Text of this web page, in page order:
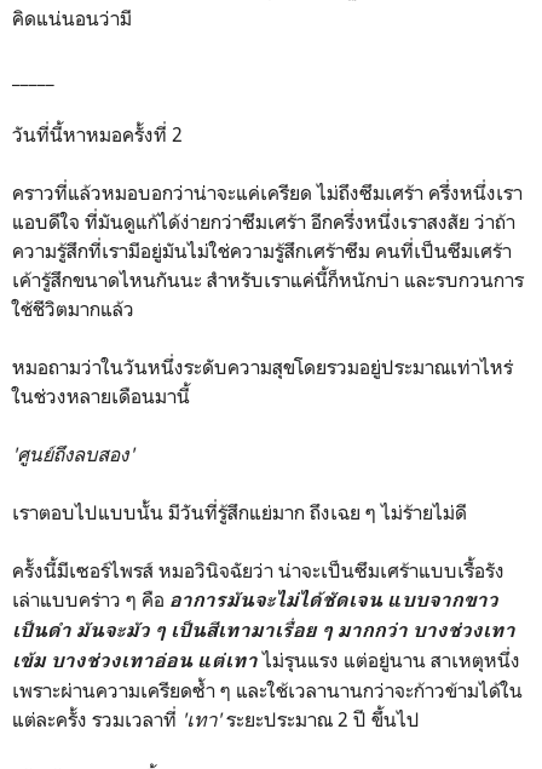
คิดแน่นอนว่ามี
วันที่นี้หาหมอครั้งที่ 2
คราวที่แล้วหมอบอกว่าน่าจะแค่เครียด ไม่ถึงซึมเศร้า ครึ่งหนึ่งเรา
แอบดีใจ ที่มันดูแก้ได้ง่ายกว่าซึมเศร้า อีกครึ่งหนึ่งเราสงสัย ว่าถ้า
ความรู้สึกที่เรามีอยู่มันไม่ใช่ความรู้สึกเศร้าซึม คนที่เป็นซึมเศร้า
เค้ารู้สึกขนาดไหนกันนะ สำหรับเราแค่นี้ก็หนักบ่า และรบกวนการ
ใช้ชีวิตมากแล้ว
หมอถามว่าในวันหนึ่งระดับความสุขโดยรวมอยู่ประมาณเท่าไหร่
ในช่วงหลายเดือนมานี้
'ศูนย์ถึงลบสอง'
เราตอบไปแบบนั้น มีวันที่รู้สึกแย่มาก ถึงเฉย ๆ ไม่ร้ายไม่ดี
ครั้งนี้มีเซอร์ไพรส์ หมอวินิจฉัยว่า น่าจะเป็นซึมเศร้าแบบเรื้อรัง
เล่าแบบคร่าว ๆ คือ อาการมันจะไม่ได้ชัดเจน แบบจากขาว
เป็นดำ มันจะมัว ๆ เป็นสีเทามาเรื่อย ๆ มากกว่า บางช่วงเทา
เข้ม บางช่วงเทาอ่อน แต่เทา ไม่รุนแรง แต่อยู่นาน สาเหตุหนึ่ง
เพราะผ่านความเครียดซ้ำ ๆ และใช้เวลานานกว่าจะก้าวข้ามได้ใน
แต่ละครั้ง รวมเวลาที่ 'เทา'ระยะประมาณ 2 ปี ขึ้นไป